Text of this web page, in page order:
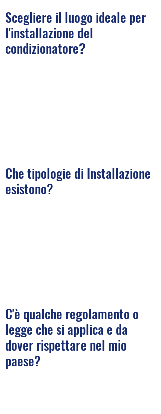
Scegliere il luogo ideale per
l'installazione del
condizionatore?
Che tipologie di Installazione
esistono?
C'è qualche regolamento o
legge che si applica e da
dover rispettare nel mio
paese?